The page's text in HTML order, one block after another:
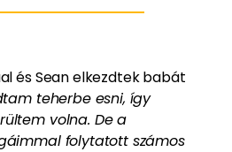
és Sean elkezdtek babát
teherbe esni, így
volna. De a
folytatott számos